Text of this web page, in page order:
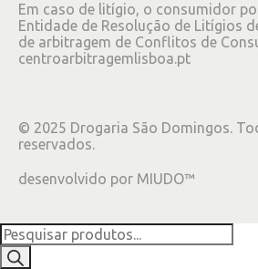
Em caso de litígio, o consumidor
Entidade de Resolução de Litígios
de arbitragem de Conflitos de
centroarbitragemlisboa.pt
© 2025 Drogaria São Domingos.
reservados.
desenvolvido por MIUDO™